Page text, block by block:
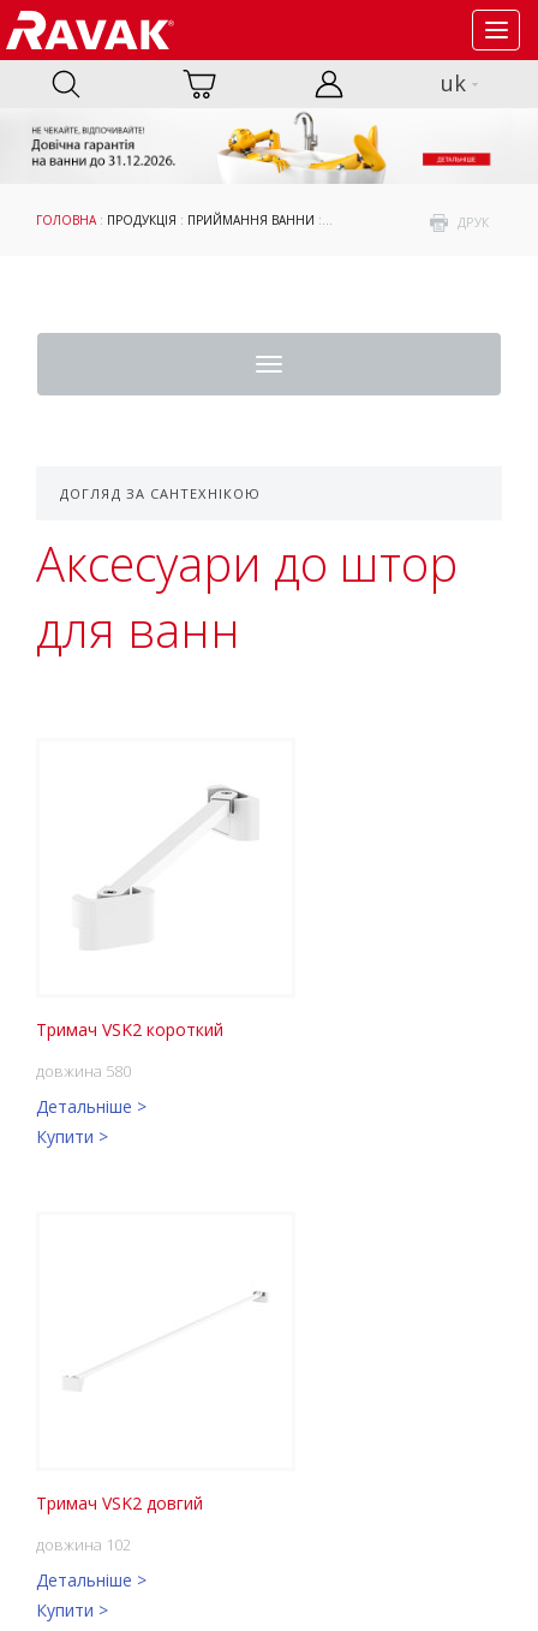
uk
ДРУК
ГОЛОВНА : ПРОДУКЦІЯ : ПРИЙМАННЯ ВАННИ : : АКСЕСУАРИ ДО
Toggle
navigation
ДОГЛЯД ЗА САНТЕХНІКОЮ
Аксесуари до штор
для ванн
Тримач VSK2 короткий
довжина 580
Детальніше >
Купити >
Тримач VSK2 довгий
довжина 102
Детальніше >
Купити >